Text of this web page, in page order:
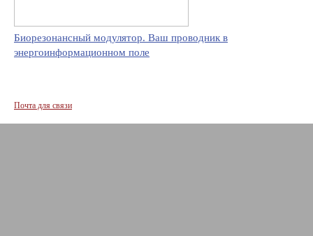
Биорезонансный модулятор. Ваш проводник в
энергоинформационном поле
Почта для связи